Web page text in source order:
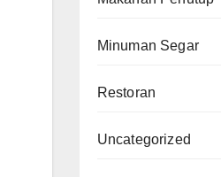
Minuman Segar
Restoran
Uncategorized